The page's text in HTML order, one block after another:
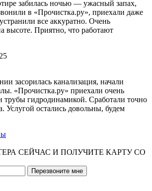
забилась ночью — ужасный запах,
в «Прочистка.ру», приехали даже
все аккуратно. Очень
высоте. Приятно, что работают
засорилась канализация, начали
«Прочистка.ру» приехали очень
трубы гидродинамикой. Сработали точно
Услугой остались довольны, будем
СЕЙЧАС И ПОЛУЧИТЕ КАРТУ СО
Перезвоните мне